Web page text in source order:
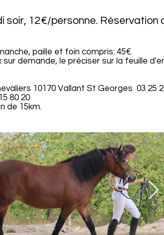
soir, 12€/personne. Réservation
paille et foin compris: 45€.
demande, le préciser sur la feuille
10170 Vallant St Georges 03 25
80 20
de 15km.